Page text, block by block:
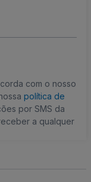
com o nosso
política de
por SMS da
a qualquer